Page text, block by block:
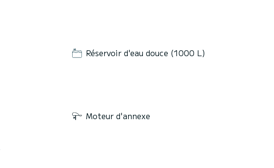
Réservoir d'eau douce (1000 L)
Moteur d'annexe